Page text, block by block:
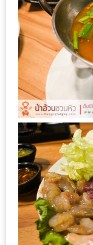
แวะ
ไป
ผิง
ปิ้ง
มาร์ช
เมล
โล่
พร้อม
ชิม
และ
ช้อป
ที่